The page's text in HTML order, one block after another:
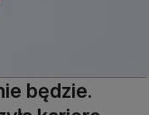
będzie.